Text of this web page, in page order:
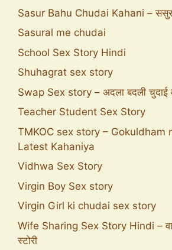
Sasur Bahu Chudai Kahani – ससुर
Sasural me chudai
School Sex Story Hindi
Shuhagrat sex story
Swap Sex story – अदला बदली चुदाई
Teacher Student Sex Story
TMKOC sex story – Gokuldham
Latest Kahaniya
Vidhwa Sex Story
Virgin Boy Sex story
Virgin Girl ki chudai sex story
Wife Sharing Sex Story Hindi –
स्टोरी